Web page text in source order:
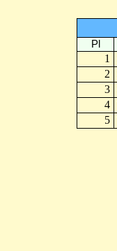
Pl
1
2
3
4
5